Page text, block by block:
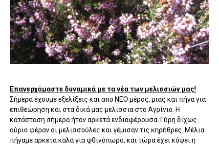
Επανερχόμαστε δυναμικά με τα νέα των μελισσιών μας!
Σήμερα έχουμε εξελίξεις και απο ΝΕΟ μέρος, μιας και πήγα για
επιθεώρηση και στα δικά μας μελίσσια στο Αγρίνιο. Η
κατάσταση σήμερα ήταν αρκετά ενδιαφέρουσα: Γύρη δίχως
αύριο φέραν οι μελισσούλες και γέμισαν τις κηρήθρες. Μέλια
πήγαμε αρκετά καλά για φθινόπωρο, και τώρα έχει κόψει η